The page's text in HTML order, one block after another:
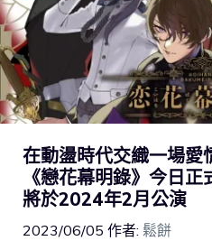
在動盪時代交織一場愛
《戀花幕明錄》今日
將於2024年2月公演
2023/06/05 作者: 鬆餅